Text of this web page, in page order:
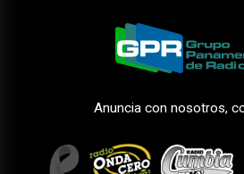
Anuncia con nosotros,